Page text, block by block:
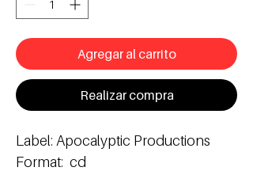
Agregar al carrito
Realizar compra
Label: Apocalyptic Productions
Format:  cd